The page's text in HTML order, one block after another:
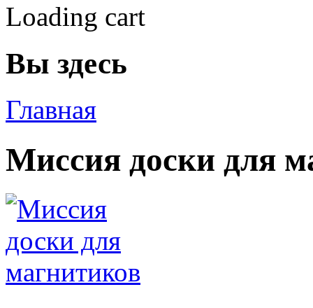
Loading cart
Вы здесь
Главная
Миссия доски для